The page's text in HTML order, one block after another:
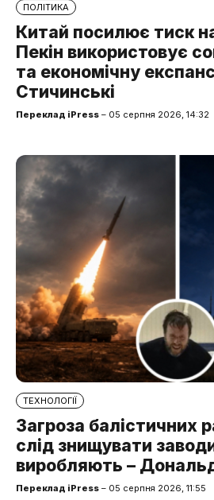
ПОЛІТИКА
Китай посилює тиск
Пекін використовує
та економічну
Стичинські
Переклад iPress – 05 серпня 2026, 14:32
ТЕХНОЛОГІЇ
Загроза балістичних
слід знищувати
виробляють –
Переклад iPress – 05 серпня 2026, 11:55